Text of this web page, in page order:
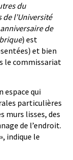
du
l’Université
de
) est
et bien
le commissariat
espace qui
particulières
murs lisses, des
de l’endroit.
indique le